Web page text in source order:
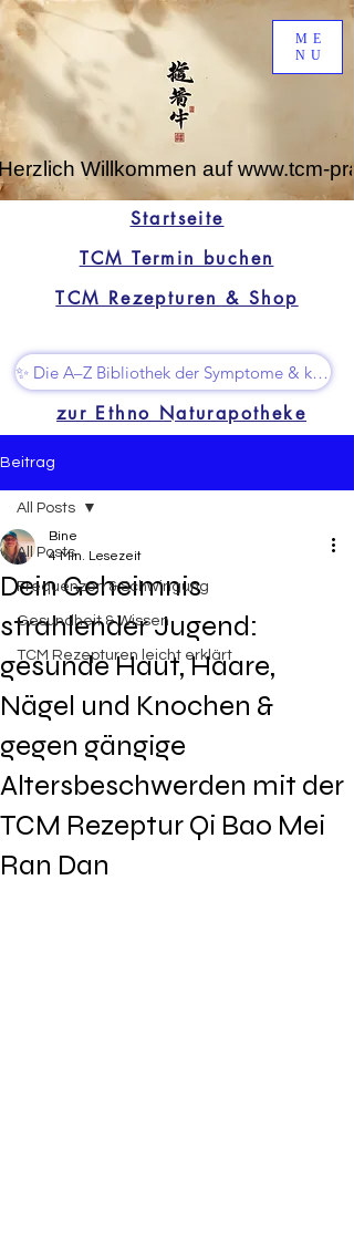
ME
NU
Willkommen auf www.tcm-
✨ Die A–Z Bibliothek der Symptome & kleine Superhelfer
zur Ethno Naturapotheke
TCM Termin buchen
Startseite
TCM Rezepturen & Shop
Beitrag
All Posts
Frequenzen & Schwingung
Gesundheit & Wissen
TCM Rezepturen leicht erklärt
All Posts
Dein Geheimnis
strahlender Jugend:
gesunde Haut, Haare,
Nägel und Knochen &
gegen gängige
Altersbeschwerden mit der
TCM Rezeptur Qi Bao Mei
Ran Dan
Bine
4 Min. Lesezeit